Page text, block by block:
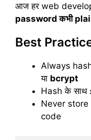
आज हर web
passwordकभी
Best
Always
या bcrypt
Hash के साथ
Never
code